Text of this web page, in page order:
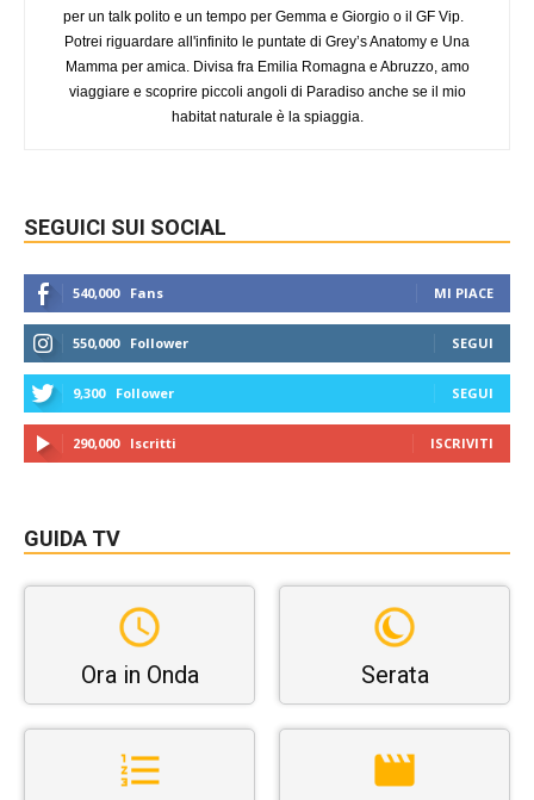
per un talk polito e un tempo per Gemma e Giorgio o il GF Vip.
Potrei riguardare all'infinito le puntate di Grey’s Anatomy e Una
Mamma per amica. Divisa fra Emilia Romagna e Abruzzo, amo
viaggiare e scoprire piccoli angoli di Paradiso anche se il mio
habitat naturale è la spiaggia.
SEGUICI SUI SOCIAL
540,000 Fans MI PIACE
550,000 Follower SEGUI
9,300 Follower SEGUI
290,000 Iscritti ISCRIVITI
GUIDA TV
Ora in Onda Serata